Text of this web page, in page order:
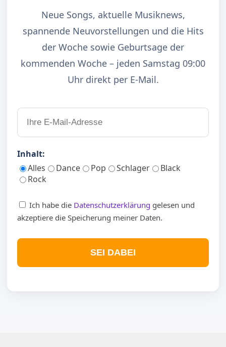
Neue Songs, aktuelle Musiknews,
spannende Neuvorstellungen und die Hits
der Woche sowie Geburtsage der
kommenden Woche – jeden Samstag 09:00
Uhr direkt per E-Mail.
Inhalt:
Alles
Dance Pop Schlager
Black
Rock
Ich habe die Datenschutzerklärung gelesen und
akzeptiere die Speicherung meiner Daten.
SEI DABEI